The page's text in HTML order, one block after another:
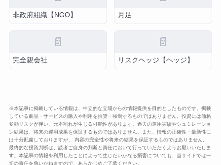
非政府組織【NGO】 月足
📄
完全親会社
📄
リスクヘッジ【ヘッジ】
※本記事に掲載している情報は、中立的な立場からの情報提供を目的としたものです。掲載
している商品・サービスの購入や利用を推奨・強制するものではありません。投資には価格
変動リスクが伴い、元本割れが生じる可能性があります。過去の運用実績やシュミレーショ
ン結果は、将来の運用成果を保証するものではありません。また、情報の正確性・最新性に
は十分配慮しておりますが、 内容の完全性や将来の結果を保証するものではありません。
最終的な投資判断は、読者ご自身の判断と責任において行っていただくようお願いいたしま
す。本記事の情報を利用したことによって生じたいかなる損害についても、当サイトでは一
切の責任を負いかねますので、あらかじめご了承ください。